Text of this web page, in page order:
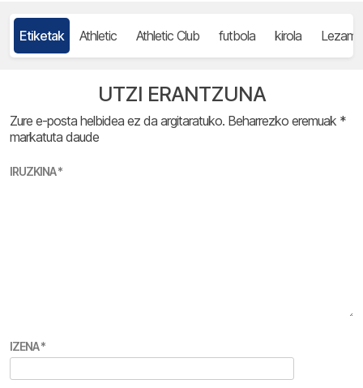
Etiketak Athletic Athletic Club futbola kirola Lezama
UTZI ERANTZUNA
Zure e-posta helbidea ez da argitaratuko. Beharrezko eremuak *
markatuta daude
IRUZKINA*
IZENA*